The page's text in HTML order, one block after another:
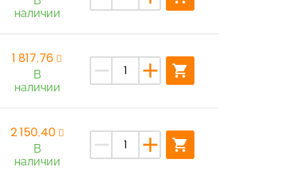
наличии
1 817,76
В
наличии
remove add shopping_cart
2 150,40
В
наличии
remove add shopping_cart